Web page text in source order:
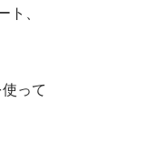
ト、
って